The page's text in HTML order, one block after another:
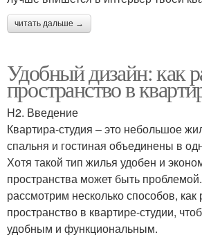
читать дальше →
Удобный дизайн: как
пространство в
H2. Введение
Квартира-студия – это небольшое
спальня и гостиная объединены в
Хотя такой тип жилья удобен и
пространства может быть
рассмотрим несколько способов, как
пространство в квартире-студии,
удобным и функциональным.